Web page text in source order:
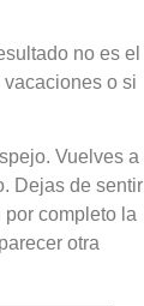
no es el
vacaciones o si
Vuelves a
Dejas de sentir
completo la
otra